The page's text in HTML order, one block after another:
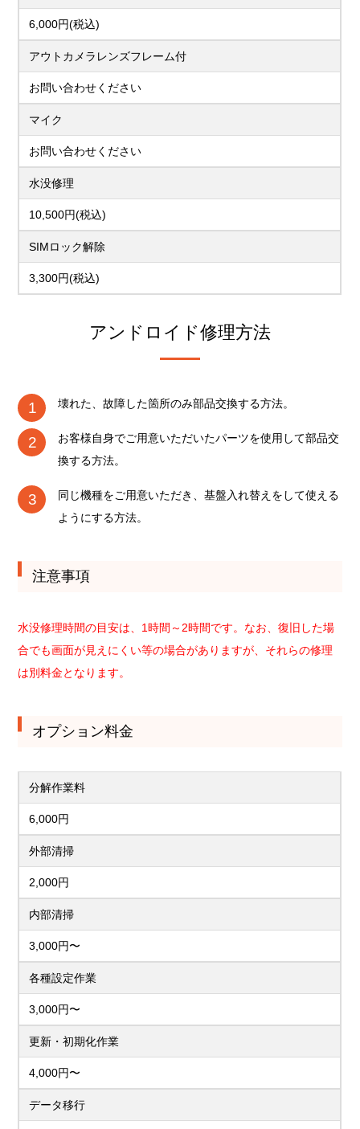
6,000円(税込)
アウトカメラレンズフレーム付
お問い合わせください
マイク
お問い合わせください
水没修理
10,500円(税込)
SIMロック解除
3,300円(税込)
アンドロイド修理方法
壊れた、故障した箇所のみ部品交換する方法。
お客様自身でご用意いただいたパーツを使用して部品交
換する方法。
同じ機種をご用意いただき、基盤入れ替えをして使える
ようにする方法。
注意事項
水没修理時間の目安は、1時間～2時間です。なお、復旧した場
合でも画面が見えにくい等の場合がありますが、それらの修理
は別料金となります。
オプション料金
分解作業料
6,000円
外部清掃
2,000円
内部清掃
3,000円〜
各種設定作業
3,000円〜
更新・初期化作業
4,000円〜
データ移行